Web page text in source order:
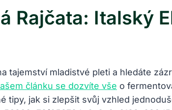
Rajčata: Italský
tajemství mladistvé pleti a hledáte
článku se dozvíte vše o
tipy, jak si zlepšit svůj vzhled